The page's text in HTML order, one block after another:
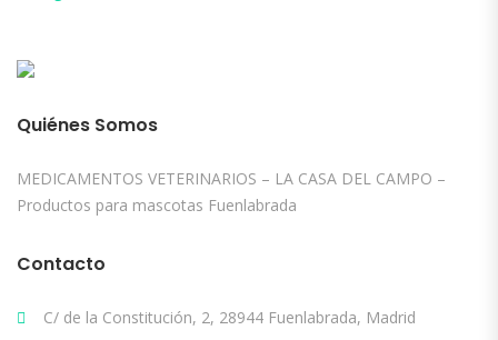
Quiénes Somos
MEDICAMENTOS VETERINARIOS – LA CASA DEL CAMPO –
Productos para mascotas Fuenlabrada
Contacto
C/ de la Constitución, 2, 28944 Fuenlabrada, Madrid